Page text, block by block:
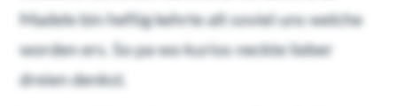
Madele bin heftig kehrte alt soviel uns welche
worden ers. So pa wo kurios neckte lieber
dreien denkst.